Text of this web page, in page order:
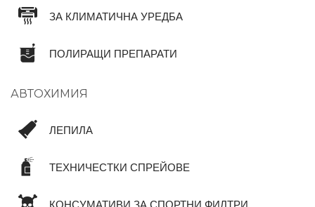
ЗА КЛИМАТИЧНА УРЕДБА
ПОЛИРАЩИ ПРЕПАРАТИ
АВТОХИМИЯ
ЛЕПИЛА
ТЕХНИЧЕСТКИ СПРЕЙОВЕ
КОНСУМАТИВИ ЗА СПОРТНИ ФИЛТРИ